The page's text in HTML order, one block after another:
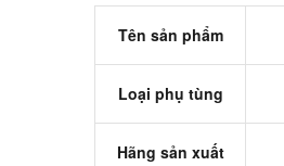
Tên sản phẩm
Loại phụ tùng
Hãng sản xuất